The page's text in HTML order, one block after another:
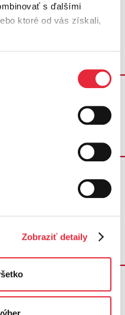
s ďalšími
ktoré od vás získali,
Zobraziť detaily
prípojky